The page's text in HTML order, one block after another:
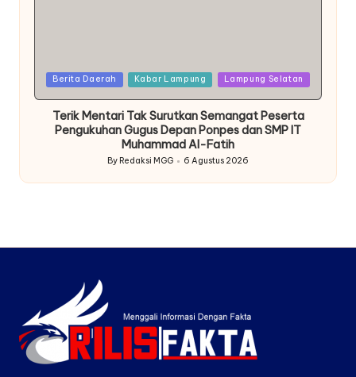
Posted
Berita Daerah Kabar Lampung Lampung Selatan
Terik Mentari Tak Surutkan Semangat Peserta
Pengukuhan Gugus Depan Ponpes dan SMP IT
Muhammad Al-Fatih
Posted
by
By Redaksi MGG 6 Agustus 2026